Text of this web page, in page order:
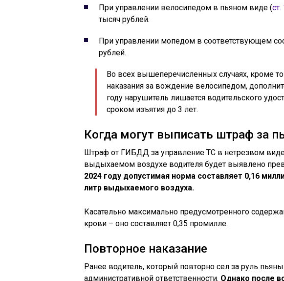
При управлении велосипедом в пьяном виде (ст.
тысяч рублей.
При управлении мопедом в соответствующем
рублей.
Во всех вышеперечисленных случаях, кроме
наказания за вождение велосипедом,
году нарушитель лишается водительского
сроком изъятия до 3 лет.
Когда могут выписать штраф за
Штраф от ГИБДД за управление ТС в нетрезвом виде
выдыхаемом воздухе водителя будет выявлено
2024 году допустимая норма составляет 0,16
литр выдыхаемого воздуха.
Касательно максимально предусмотренного
крови – оно составляет 0,35 промилле.
Повторное наказание
Ранее водитель, который повторно сел за руль
административной ответственности. Однако после